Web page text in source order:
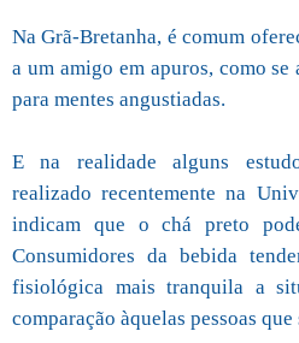
Na Grã-Bretanha, é comum
a um amigo em apuros, como
para mentes angustiadas.
E na realidade alguns
realizado recentemente na
indicam que o chá preto
Consumidores da bebida
fisiológica mais tranquila a
comparação àquelas pessoas